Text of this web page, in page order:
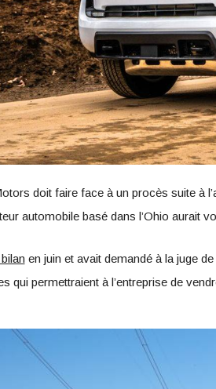
doit faire face à un procès suite à
automobile basé dans l’Ohio aurait
en juin et avait demandé à la juge
qui permettraient à l’entreprise de